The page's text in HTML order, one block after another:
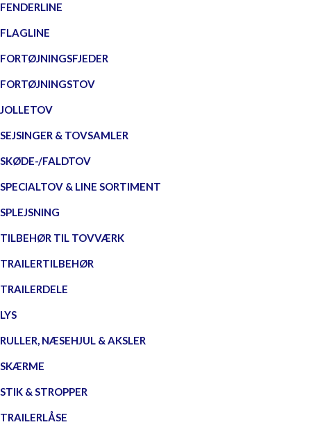
FENDERLINE
FLAGLINE
FORTØJNINGSFJEDER
FORTØJNINGSTOV
JOLLETOV
SEJSINGER & TOVSAMLER
SKØDE-/FALDTOV
SPECIALTOV & LINE SORTIMENT
SPLEJSNING
TILBEHØR TIL TOVVÆRK
TRAILERTILBEHØR
TRAILERDELE
LYS
RULLER, NÆSEHJUL & AKSLER
SKÆRME
STIK & STROPPER
TRAILERLÅSE